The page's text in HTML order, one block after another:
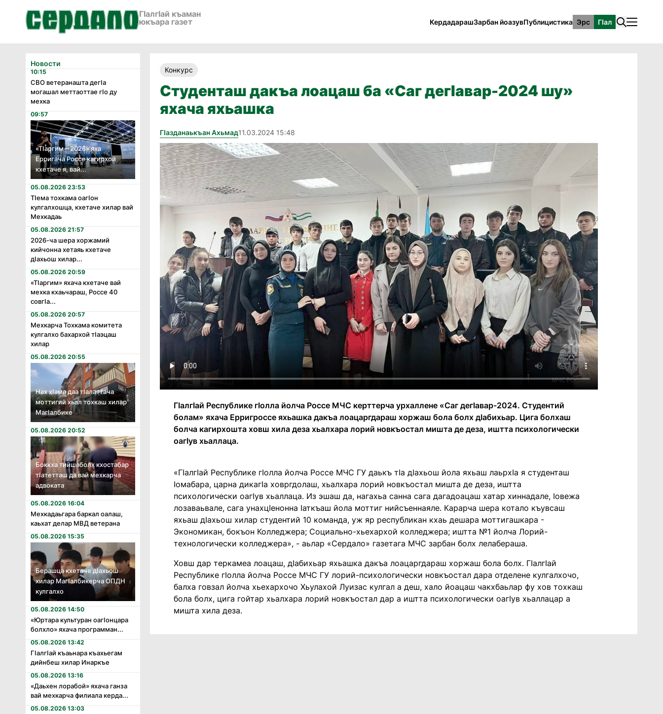
ГӀалгӀай къаман
юкъара газет
КердадарашЗарбан йоазувПублицистика Эрс ГӀал
Новости
10:15
СВО ветеранашта дегӏа
могашал меттаоттае гӏо ду
мехка
09:57
«Тӏаргим – 2026» яха
Ерригача Россе кагирхой
кхетаче я, вай...
05.08.2026 23:53
Тӏема тохкама оагӏон
кулгалхошца, кхетаче хилар вай
Мехкадаь
05.08.2026 21:57
2026-ча шера хоржамий
кийчонна хетаяь кхетаче
дӏахьош хилар...
05.08.2026 20:59
«Тӏаргим» яхача кхетаче вай
мехка кхаьчараш, Россе 40
совгӏа...
05.08.2026 20:57
Мехкарча Тохкама комитета
кулгалхо бахархой тӏаэцаш
хилар
05.08.2026 20:55
Нах хӏама даа тӏалаттача
моттигий хьал тохкаш хилар
Магӏалбике
05.08.2026 20:52
Боккха тийшаболх кхостабар
тӏатетташ да вай мехкарча
адвоката
05.08.2026 16:04
Мехкадаьгара баркал оалаш,
каьхат делар МВД ветерана
05.08.2026 15:35
Берашца кхетаче дӏахьош
хилар Магӏалбикерча ОПДН
кулгалхо
05.08.2026 14:50
«Юртара культуран оагӏонцара
болхло» яхача программан...
05.08.2026 13:42
Гӏалгӏай къаьнара къахьегам
дийнбеш хилар Инаркъе
05.08.2026 13:16
«Даьхен лорабой» яхача ганза
вай мехкарча филиала керда...
05.08.2026 13:03
Конкурс
Студенташ дакъа лоацаш ба «Саг дегӀавар-2024 шу»
яхача яхьашка
Гӏазданаькъан Ахьмад11.03.2024 15:48
ГӀалгӀай Республике гӀолла йолча Россе МЧС керттерча урхаллене «Саг дегӀавар-2024. Студентий
болам» яхача Ерригроссе яхьашка дакъа лоацаргдараш хоржаш бола болх дӀабихьар. Цига болхаш
болча кагирхошта ховш хила деза хьалхара лорий новкъостал мишта де деза, иштта психологически
оагӀув хьаллаца.
«ГӀалгӀай Республике гӀолла йолча Россе МЧС ГУ даькъ тӀа дӀахьош йола яхьаш лаьрхӀа я студенташ
Ӏомабара, царна дикагӀа ховргдолаш, хьалхара лорий новкъостал мишта де деза, иштта
психологически оагӀув хьаллаца. Из эшаш да, нагахьа санна сага дагадоацаш хатар хиннадале, Ӏовежа
лозаваьвале, сага унахцӀенонна Ӏаткъаш йола моттиг нийсъеннаяле. Карарча шера котало къувсаш
яхьаш дӀахьош хилар студентий 10 команда, уж яр республикан кхаь дешара моттигашкара -
Экономикан, бокъон Колледжера; Социально-хьехархой колледжера; иштта №1 йолча Лорий-
технологически колледжера», - аьлар «Сердало» газетага МЧС зарбан болх лелабераша.
Ховш дар теркамеа лоацаш, дӀабихьар яхьашка дакъа лоацаргдараш хоржаш бола болх. ГӀалгӀай
Республике гӀолла йолча Россе МЧС ГУ лорий-психологически новкъостал дара отделене кулгалхочо,
балха говзал йолча хьехархочо Хьулахой Луизас кулгал а деш, хало йоацаш чакхбаьлар фу хов тохкаш
бола болх, цига гойтар хьалхара лорий новкъостал дар а иштта психологически оагӀув хьаллацар а
мишта хила деза.